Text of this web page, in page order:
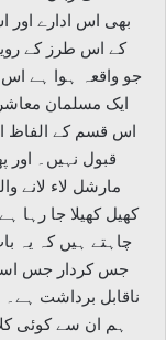
بھی اس ادارے اور
کے اس طرز کے
جو واقعہ ہوا ہے
ایک مسلمان
اس قسم کے الفاظ
قبول نہیں۔ اور
مارشل لاء لانے
کھیل کھیلا جا رہا
چاہتے ہیں کہ یہ
جس کردار جس
ناقابل برداشت
ہم ان سے کوئی